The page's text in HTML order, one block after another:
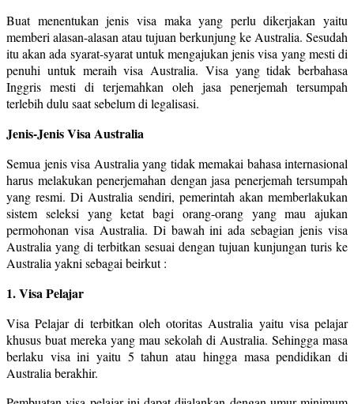
Buat menentukan jenis visa maka yang perlu dikerjakan yaitu
memberi alasan-alasan atau tujuan berkunjung ke Australia. Sesudah
itu akan ada syarat-syarat untuk mengajukan jenis visa yang mesti di
penuhi untuk meraih visa Australia. Visa yang tidak berbahasa
Inggris mesti di terjemahkan oleh jasa penerjemah tersumpah
terlebih dulu saat sebelum di legalisasi.
Jenis-Jenis Visa Australia
Semua jenis visa Australia yang tidak memakai bahasa internasional
harus melakukan penerjemahan dengan jasa penerjemah tersumpah
yang resmi. Di Australia sendiri, pemerintah akan memberlakukan
sistem seleksi yang ketat bagi orang-orang yang mau ajukan
permohonan visa Australia. Di bawah ini ada sebagian jenis visa
Australia yang di terbitkan sesuai dengan tujuan kunjungan turis ke
Australia yakni sebagai beirkut :
1. Visa Pelajar
Visa Pelajar di terbitkan oleh otoritas Australia yaitu visa pelajar
khusus buat mereka yang mau sekolah di Australia. Sehingga masa
berlaku visa ini yaitu 5 tahun atau hingga masa pendidikan di
Australia berakhir.